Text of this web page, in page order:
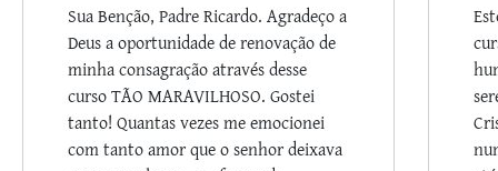
Sua Benção, Padre Ricardo. Agradeço a
Deus a oportunidade de renovação de
minha consagração através desse
curso TÃO MARAVILHOSO. Gostei
tanto! Quantas vezes me emocionei
com tanto amor que o senhor deixava